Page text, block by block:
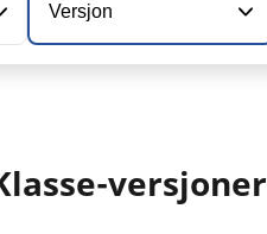
Versjon
versjoner